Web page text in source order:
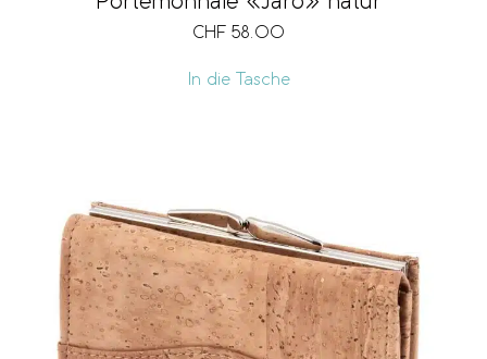
CHF 58.00
In die Tasche